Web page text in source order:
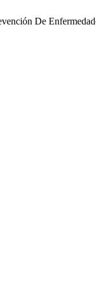
De